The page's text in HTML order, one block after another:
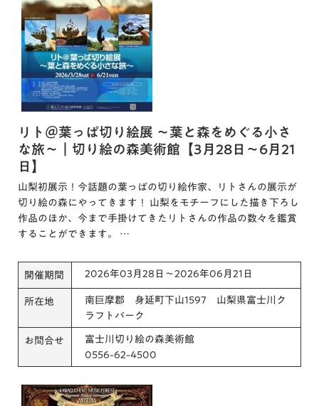
リト＠葉っぱ切り絵展 ～葉と森をめぐる小さ
な旅～｜切り絵の森美術館【3月28日～6月21
日】
山梨初展示！今話題の葉っぱの切り絵作家、リトさんの展示が
切り絵の森にやってきます！ 山梨をモチーフにした描き下ろし
作品のほか、今まで手掛けてきたリトさんの作品の数々を鑑賞
することができます。 …
開催期間 2026年03月28日～2026年06月21日
所在地
南巨摩郡 身延町下山1597 山梨県富士川ク
ラフトパーク
お問合せ
富士川切り絵の森美術館
0556-62-4500